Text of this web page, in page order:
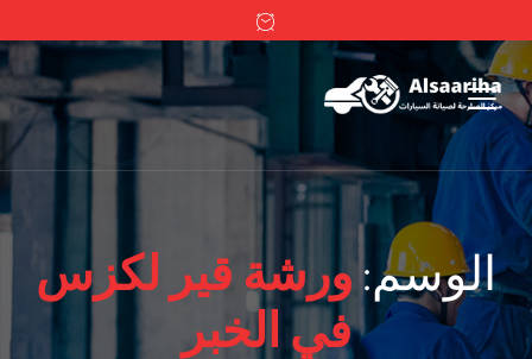
الوسم:ورشة قير لكزس
في الخبر